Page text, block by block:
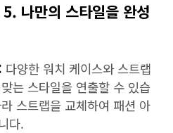
나만의 스타일을 완성
다양한 워치 케이스와 스트랩
는 스타일을 연출할 수 있습
스트랩을 교체하여 패션 아
다.